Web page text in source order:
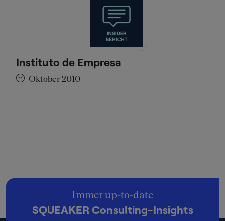
Instituto de Empresa
Oktober 2010
Immer up-to-date
SQUEAKER Consulting-Insights